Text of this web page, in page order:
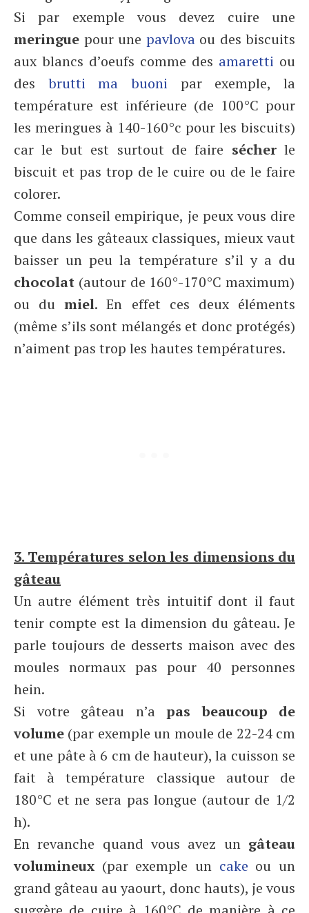
Si par exemple vous devez cuire une
meringue pour une pavlovaou des biscuits
aux blancs d’oeufs comme des amaretti ou
des brutti ma buoni par exemple, la
température est inférieure (de 100°C pour
les meringues à 140-160°c pour les biscuits)
car le but est surtout de faire sécherle
biscuit et pas trop de le cuire ou de le faire
colorer.
Comme conseil empirique, je peux vous dire
que dans les gâteaux classiques, mieux vaut
baisser un peu la température s’il y a du
chocolat (autour de 160°-170°C maximum)
ou dumiel. En effet ces deux éléments
(même s’ils sont mélangés et donc protégés)
n’aiment pas trop les hautes températures.
3. Températures selon les dimensions du
gâteau
Un autre élément très intuitif dont il faut
tenir compte est la dimension du gâteau. Je
parle toujours de desserts maison avec des
moules normaux pas pour 40 personnes
hein.
Si votre gâteau n’apas beaucoup de
volume (par exemple un moule de 22-24 cm
et une pâte à 6 cm de hauteur), la cuisson se
fait à température classique autour de
180°C et ne sera pas longue (autour de 1/2
h).
En revanche quand vous avez un gâteau
volumineux (par exemple un cake ou un
grand gâteau au yaourt, donc hauts), je vous